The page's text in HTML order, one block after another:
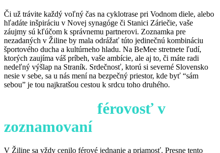
Či už trávite každý voľný čas na cyklotrase pri Vodnom diele, alebo
hľadáte inšpiráciu v Novej synagóge či Stanici Záriečie, vaše
záujmy sú kľúčom k správnemu partnerovi. Zoznamka pre
nezadaných v Žiline by mala odrážať túto jedinečnú kombináciu
športového ducha a kultúrneho hladu. Na BeMee stretnete ľudí,
ktorých zaujíma váš príbeh, vaše ambície, ale aj to, či máte radi
nedeľný výšlap na Straník. Srdečnosť, ktorú si severné Slovensko
nesie v sebe, sa u nás mení na bezpečný priestor, kde byť “sám
sebou” je tou najkratšou cestou k srdcu toho druhého.
férovosť v
zoznamovaní
V Žiline sa vždy cenilo férové jednanie a priamosť. Presne tento